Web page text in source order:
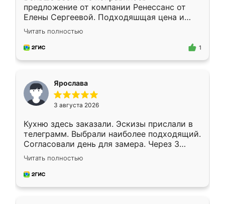
предложение от компании Ренессанс от
Елены Сергеевой. Подходяшщая цена и
короткие сроки изготовления. Приехавший
для замера сотрудник Владислав
предложил по моему эскизу самый
Читать полностью
1
Ярослава
3 августа 2026
Кухню здесь заказали. Эскизы прислали в
телеграмм. Выбрали наиболее подходящий.
Согласовали день для замера. Через 3
недели кухня была уже готова. Остались
довольны работой. Спасибо Ренессанс
мебель за качественную работу!
Читать полностью